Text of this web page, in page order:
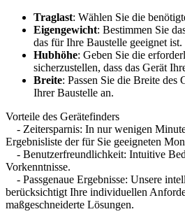
Traglast: Wählen Sie die
Eigengewicht: Bestimmen Sie
das für Ihre Baustelle geeignet ist.
Hubhöhe: Geben Sie die
sicherzustellen, dass das Gerät
Breite: Passen Sie die Breite des
Ihrer Baustelle an.
Vorteile des Gerätefinders
- Zeitersparnis: In nur wenigen
Ergebnisliste der für Sie geeigneten
- Benutzerfreundlichkeit: Intuitive
Vorkenntnisse.
- Passgenaue Ergebnisse: Unsere
berücksichtigt Ihre individuellen
maßgeschneiderte Lösungen.